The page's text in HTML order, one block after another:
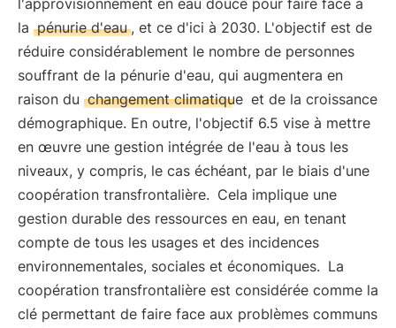
l'approvisionnement en eau douce pour faire face à
la pénurie d'eau , et ce d'ici à 2030. L'objectif est de
réduire considérablement le nombre de personnes
souffrant de la pénurie d'eau, qui augmentera en
raison du changement climatique et de la croissance
démographique. En outre, l'objectif 6.5 vise à mettre
en œuvre une gestion intégrée de l'eau à tous les
niveaux, y compris, le cas échéant, par le biais d'une
coopération transfrontalière. Cela implique une
gestion durable des ressources en eau, en tenant
compte de tous les usages et des incidences
environnementales, sociales et économiques. La
coopération transfrontalière est considérée comme la
clé permettant de faire face aux problèmes communs